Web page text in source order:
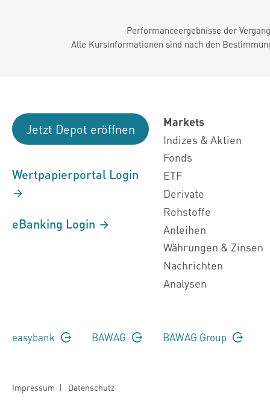
Performanceergebnisse der
Alle Kursinformationen sind nach den
Jetzt Depot eröffnen
Wertpapierportal Login
eBanking Login
Markets
Indizes & Aktien
Fonds
ETF
Derivate
Rohstoffe
Anleihen
Währungen & Zinsen
Nachrichten
Analysen
easybank BAWAG BAWAG Group
Impressum | Datenschutz